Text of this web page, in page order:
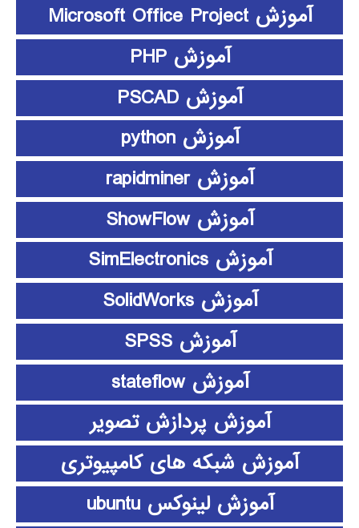
آموزش Microsoft Office Project
آموزش PHP
آموزش PSCAD
آموزش python
آموزش rapidminer
آموزش ShowFlow
آموزش SimElectronics
آموزش SolidWorks
آموزش SPSS
آموزش stateflow
آموزش پردازش تصویر
آموزش شبکه های کامپیوتری
آموزش لینوکس ubuntu